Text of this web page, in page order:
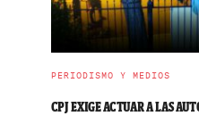
PERIODISMO Y MEDIOS
CPJ EXIGE ACTUAR A LAS